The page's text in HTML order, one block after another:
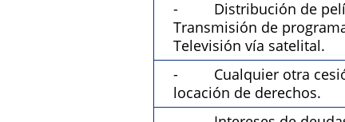
- Distribución de
Transmisión de
Televisión vía satelital.
- Cualquier otra
locación de derechos.